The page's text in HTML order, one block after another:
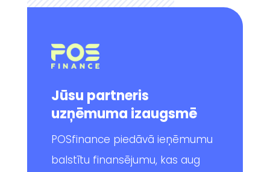
Jūsu partneris
uzņēmuma izaugsmē
POSfinance piedāvā ieņēmumu
balstītu finansējumu, kas aug